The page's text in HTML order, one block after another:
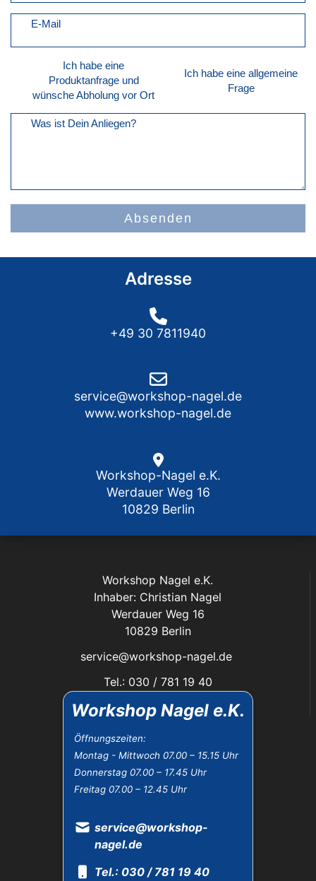
Workshop Nagel e.K.
Öffnungszeiten:
Montag - Mittwoch 07.00 – 15.15 Uhr
Donnerstag 07.00 – 17.45 Uhr
Freitag 07.00 – 12.45 Uhr
service@workshop-
nagel.de
Tel.: 030 / 781 19 40
E-Mail
Ich habe eine
Produktanfrage und
wünsche Abholung vor Ort
Ich habe eine allgemeine
Frage
Was ist Dein Anliegen?
Absenden
Adresse
+49 30 7811940
service@workshop-nagel.de
www.workshop-nagel.de
Workshop-Nagel e.K.
Werdauer Weg 16
10829 Berlin
Workshop Nagel e.K.
Inhaber: Christian Nagel
Werdauer Weg 16
10829 Berlin
service@workshop-nagel.de
Tel.: 030 / 781 19 40
Das Unternehmen:
Öffnungszeiten
Datenschutz
Impressum
AGB